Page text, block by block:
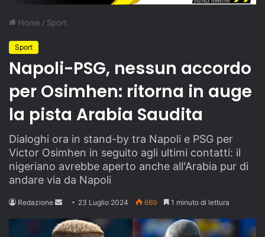
Home / Sport
Sport
Napoli-PSG, nessun accordo
per Osimhen: ritorna in auge
la pista Arabia Saudita
Dialoghi ora in stand-by tra Napoli e PSG per
Victor Osimhen in seguito agli ultimi contatti: il
nigeriano avrebbe aperto anche all'Arabia pur di
andare via da Napoli
Redazione
Send
email
23 Luglio 2024 669 1 minuto di lettura